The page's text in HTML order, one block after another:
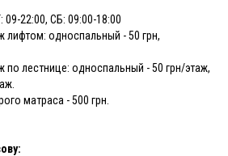
22:00, СБ: 09:00-18:00
лифтом: односпальный - 50 грн,
по лестнице: односпальный - 50 грн/этаж,
матраса - 500 грн.